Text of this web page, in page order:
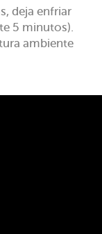
deja enfriar
5 minutos).
ambiente